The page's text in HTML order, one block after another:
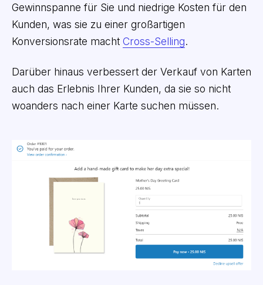
Gewinnspanne für Sie und niedrige Kosten für den
Kunden, was sie zu einer großartigen
Konversionsrate macht Cross-Selling.
Darüber hinaus verbessert der Verkauf von Karten
auch das Erlebnis Ihrer Kunden, da sie so nicht
woanders nach einer Karte suchen müssen.